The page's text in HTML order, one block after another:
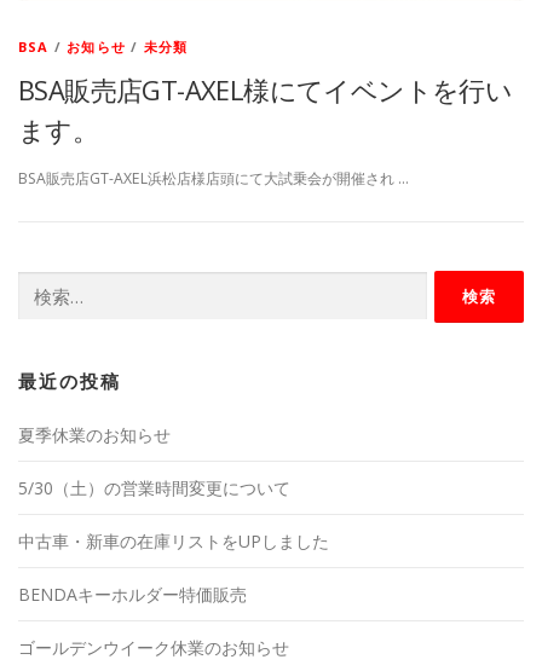
BSA /お知らせ / 未分類
BSA販売店GT-AXEL様にてイベントを行い
ます。
BSA販売店GT-AXEL浜松店様店頭にて大試乗会が開催され …
索:
最近の投稿
夏季休業のお知らせ
5/30（土）の営業時間変更について
中古車・新車の在庫リストをUPしました
BENDAキーホルダー特価販売
ゴールデンウイーク休業のお知らせ